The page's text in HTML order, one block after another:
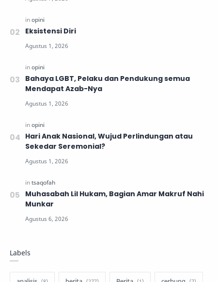
Eksistensi Diri
Bahaya LGBT, Pelaku dan Pendukung semua
Mendapat Azab-Nya
Hari Anak Nasional, Wujud Perlindungan atau
Sekedar Seremonial?
Muhasabah Lil Hukam, Bagian Amar Makruf Nahi
Munkar
Labels